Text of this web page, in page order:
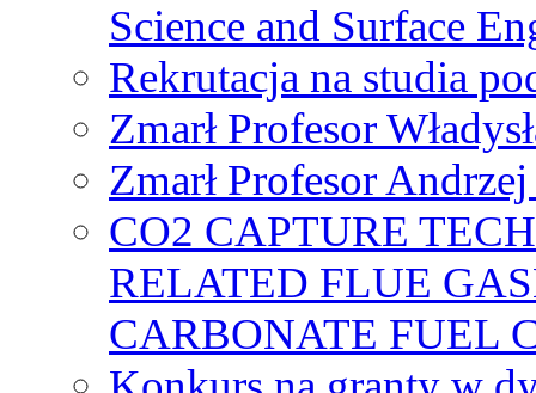
Science and Surface
Rekrutacja na studia
Zmarł Profesor
Zmarł Profesor
CO2 CAPTURE
RELATED FLUE
CARBONATE FUEL